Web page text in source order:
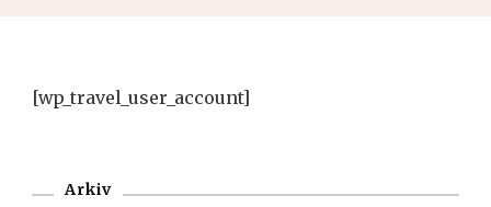
[wp_travel_user_account]
Arkiv